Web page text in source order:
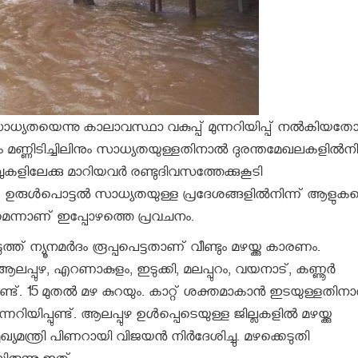
കാലാവസ്ഥാ വകുപ്പ് മുന്നറിയിപ്പ്
സാധ്യതയുള്ളതിനാൽ
മാറിയവർ രണ്ടുദിവസത്തേക്കുകൂടി
ഉരുൾപൊട്ടൽ സാധ്യതയുള്ള പ്രദേശങ്ങളിൽനിന്ന്
ഇപ്പോഴത്തെ പ്രവചനം.
ന്യൂനമർദം രൂപ്പപെട്ടതാണ് വീണ്ടും മഴയ്ക്കു കാരണം.
എറണാകുളം, ഇടുക്കി, മലപ്പുറം, വയനാട്, കണ്ണൂർ
15 മുതൽ മഴ കുറയും. കാറ്റ് ശക്തമാകാൻ
ആലപ്പുഴ ഉൾപ്പെടെയുള്ള ജില്ലകളിൽ മഴയ്ക്കു
പിണറായി വിജയൻ നിർദേശിച്ചു. മഴക്കെടുതി